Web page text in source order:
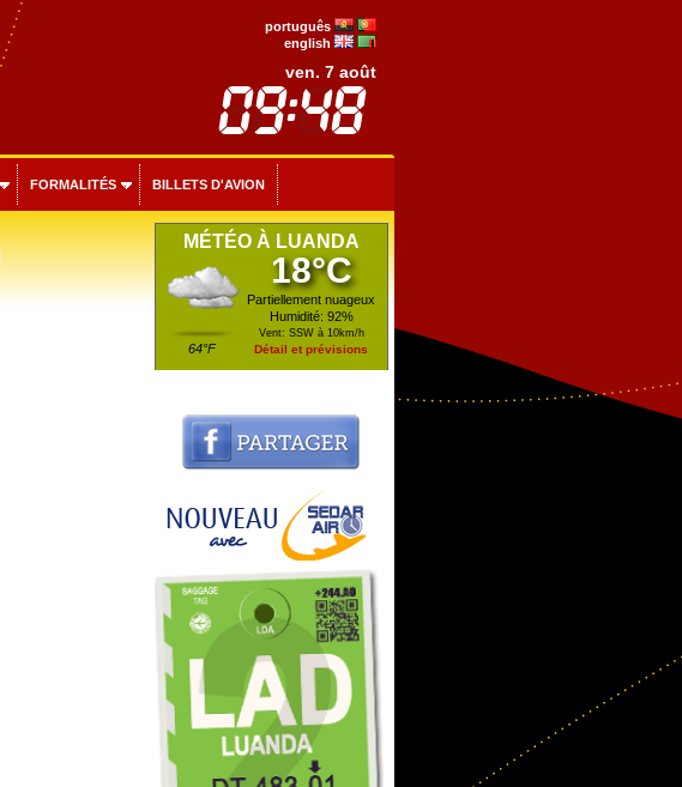
português
english
ven. 7 août
FORMALITÉS BILLETS D'AVION
MÉTÉO À LUANDA
64°F
18°C
Partiellement nuageux
Humidité: 92%
Vent: SSW à 10km/h
Détail et prévisions